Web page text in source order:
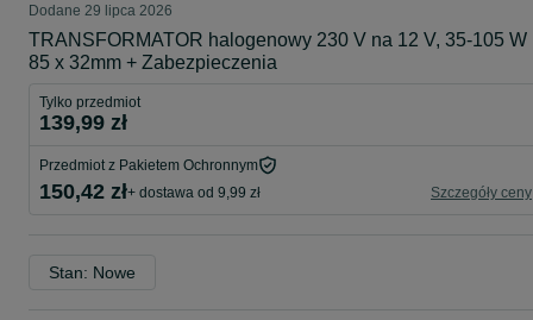
Dodane 29 lipca 2026
TRANSFORMATOR halogenowy 230 V na 12 V, 35-105 W
85 x 32mm + Zabezpieczenia
Tylko przedmiot
139,99 zł
Przedmiot z Pakietem Ochronnym
150,42 zł+ dostawa od 9,99 zł Szczegóły ceny
Stan: Nowe